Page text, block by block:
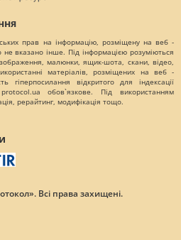
прав на інформацію, розміщену на веб -
не вказано інше. Під інформацією розуміються
малюнки, ящик-шота, скани, відео,
матеріалів, розміщених на веб -
гіперпосилання відкритого для індексації
обов`язкове. Під використанням
рерайтинг, модифікація тощо.
Всі права захищені.